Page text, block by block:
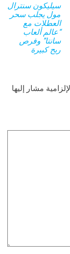
سيليكون سنترال
مول يجلب سحر
العطلات مع
“عالم ألعاب
سانتا” وفرص
ربح كبيرة
مشار إليها